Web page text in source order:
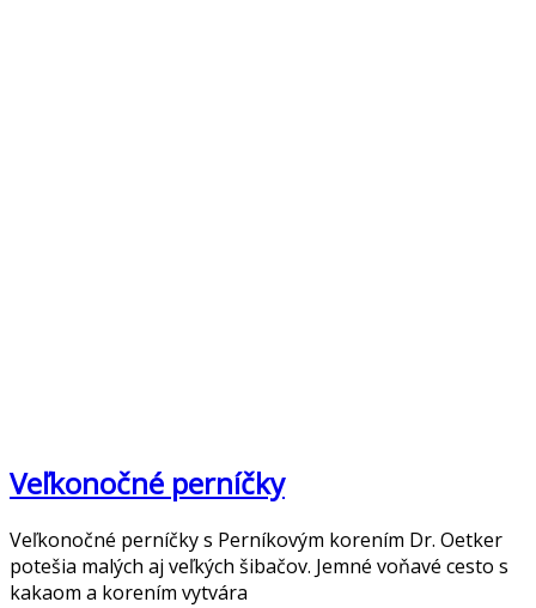
Veľkonočné perníčky
Veľkonočné perníčky s Perníkovým korením Dr. Oetker
potešia malých aj veľkých šibačov. Jemné voňavé cesto s
kakaom a korením vytvára